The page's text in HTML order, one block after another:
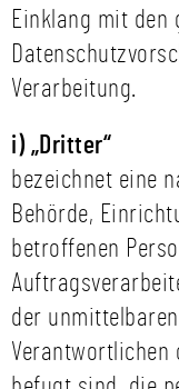
Einklang mit den
Verarbeitung.
i) „Dritter“
bezeichnet eine
Behörde,
betroffenen
der
Verantwortlichen